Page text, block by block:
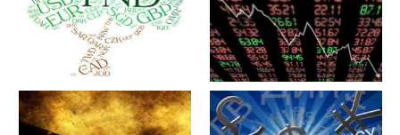
军工股[中简科技](300777)的公
司详细资料
军工股[上海瀚讯](300762)的公
司详细资料